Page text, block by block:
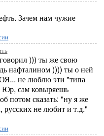
Зачем нам чужие
))) ты же свою
нафталином )))) ты о ней
не люблю эти "типа
Юр, сам ковыряешь
потом сказать: "ну я же
русских не любит и т.д."